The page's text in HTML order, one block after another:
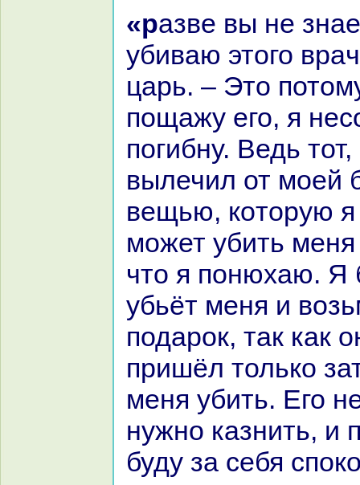
«paзве вы не знaете, почему я
убиваю этого
царь. – Это
пощажу его, я
погибну. Ведь
вылечил от моей
вещью, кoторую я
может убить
что я понюхаю. Я
убьёт меня и
подарок, так как
пришёл толькo
меня убить. Его
нужно казнить, и
буду за себя